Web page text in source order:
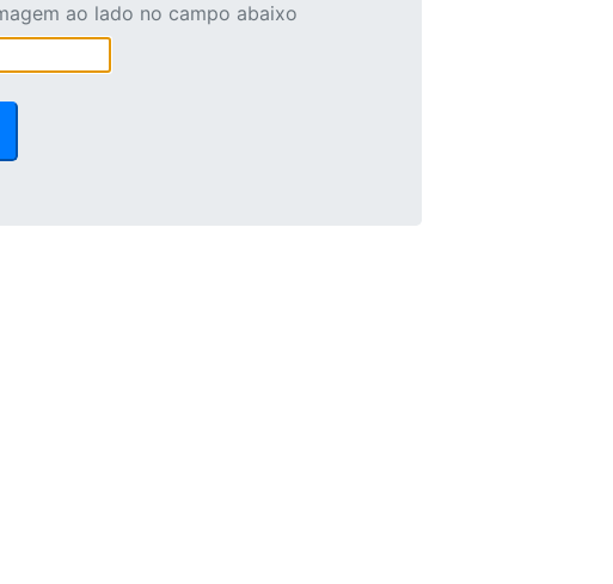
ao lado no campo abaixo